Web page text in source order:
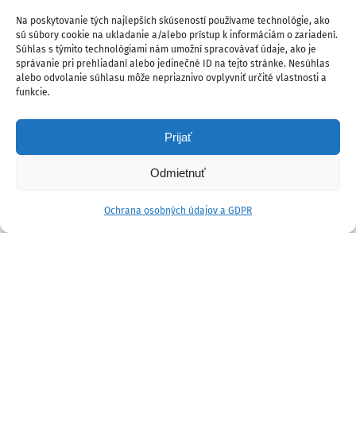
Na poskytovanie tých najlepších skúseností používame technológie, ako
sú súbory cookie na ukladanie a/alebo prístup k informáciám o zariadení.
Súhlas s týmito technológiami nám umožní spracovávať údaje, ako je
správanie pri prehliadaní alebo jedinečné ID na tejto stránke. Nesúhlas
alebo odvolanie súhlasu môže nepriaznivo ovplyvniť určité vlastnosti a
funkcie.
Prijať
Odmietnuť
Ochrana osobných údajov a GDPR